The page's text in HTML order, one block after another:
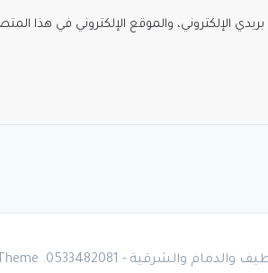
الإلكتروني، والموقع الإلكتروني في هذا